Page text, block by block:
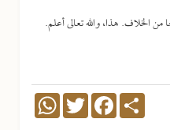
من الخلاف. هذا، والله تعالى أعلم.
Share
Facebook
Twitter
WhatsApp